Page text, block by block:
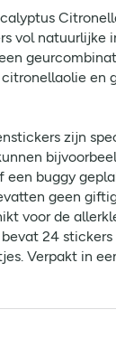
vol natuurlijke
en
zijn
een buggy
geen
voor de
24
Verpakt in